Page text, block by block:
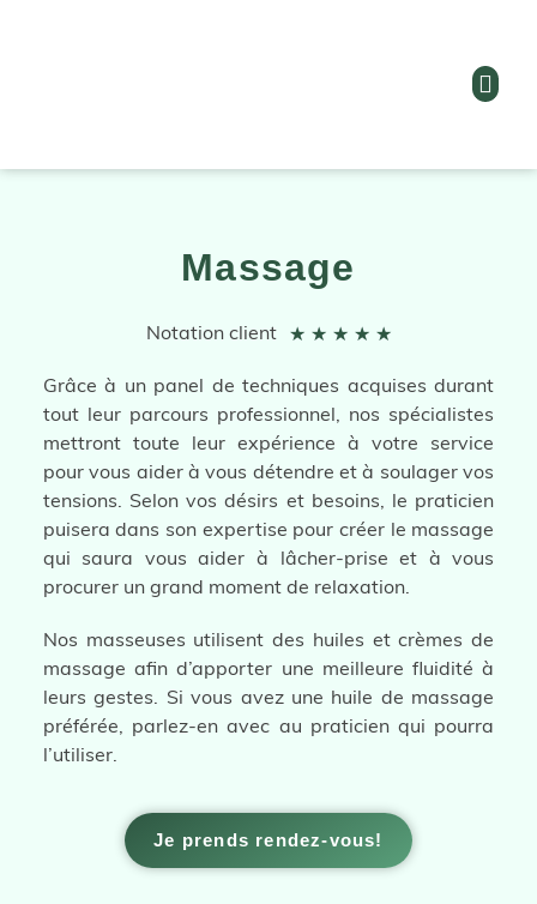
Massage
Notation client ★ ★ ★ ★ ★
Grâce à un panel de techniques acquises durant
tout leur parcours professionnel, nos spécialistes
mettront toute leur expérience à votre service
pour vous aider à vous détendre et à soulager vos
tensions. Selon vos désirs et besoins, le praticien
puisera dans son expertise pour créer le massage
qui saura vous aider à lâcher-prise et à vous
procurer un grand moment de relaxation.
Nos masseuses utilisent des huiles et crèmes de
massage afin d’apporter une meilleure fluidité à
leurs gestes. Si vous avez une huile de massage
préférée, parlez-en avec au praticien qui pourra
l’utiliser.
Je prends rendez-vous!